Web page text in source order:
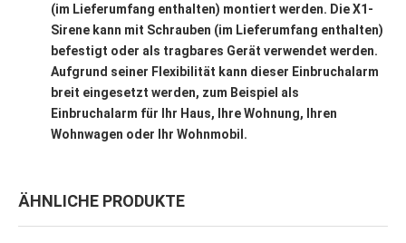
(im Lieferumfang enthalten) montiert werden. Die X1-
Sirene kann mit Schrauben (im Lieferumfang enthalten)
befestigt oder als tragbares Gerät verwendet werden.
Aufgrund seiner Flexibilität kann dieser Einbruchalarm
breit eingesetzt werden, zum Beispiel als
Einbruchalarm für Ihr Haus, Ihre Wohnung, Ihren
Wohnwagen oder Ihr Wohnmobil.
ÄHNLICHE PRODUKTE